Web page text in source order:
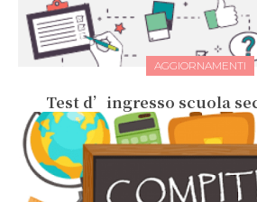
AGGIORNAMENTI
Test d’ingresso scuola